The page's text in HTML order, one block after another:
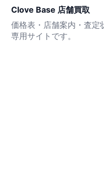
Clove Base 店舗買取
価格表・店舗案内・査定
専用サイトです。